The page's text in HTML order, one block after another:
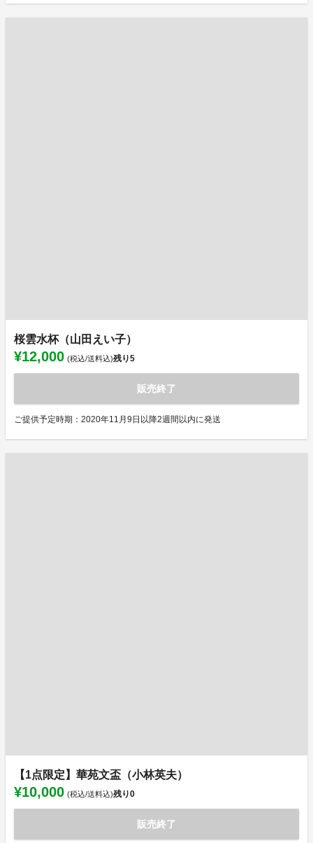
桜雲水杯（山田えい子）
¥12,000 (税込/送料込)残り5
販売終了
ご提供予定時期：2020年11月9日以降2週間以内に発送
【1点限定】華苑文盃（小林英夫）
¥10,000 (税込/送料込)残り0
販売終了